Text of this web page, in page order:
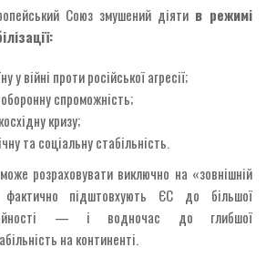
Союз змушений діяти в режимі
у війні проти російської агресії;
спроможність;
кризу;
та соціальну стабільність.
розраховувати виключно на «зовнішній
фактично підштовхують ЄС до більшої
— і водночас до глибшої
на континенті.